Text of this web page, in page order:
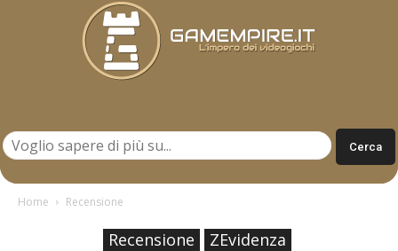
Home Recensione
Recensione ZEvidenza